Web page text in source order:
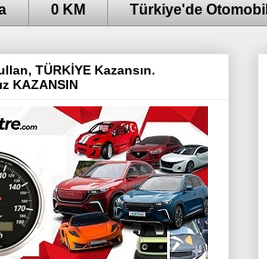
0 KM Türkiye'de
TÜRKİYE Kazansın.
KAZANSIN